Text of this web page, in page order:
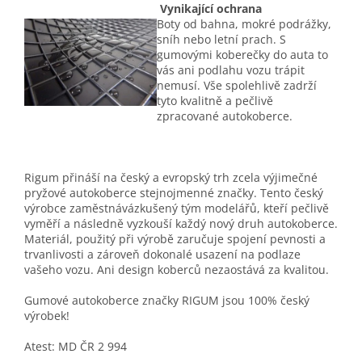
Vynikající ochrana
Boty od bahna, mokré podrážky,
sníh nebo letní prach. S
gumovými koberečky do auta to
vás ani podlahu vozu trápit
nemusí. Vše spolehlivě zadrží
tyto kvalitně a pečlivě
zpracované autokoberce.
Rigum přináší na český a evropský trh zcela výjimečné
pryžové autokoberce stejnojmenné značky. Tento český
výrobce zaměstnávázkušený tým modelářů, kteří pečlivě
vyměří a následně vyzkouší každý nový druh autokoberce.
Materiál, použitý při výrobě zaručuje spojení pevnosti a
trvanlivosti a zároveň dokonalé usazení na podlaze
vašeho vozu. Ani design koberců nezaostává za kvalitou.
Gumové autokoberce značky RIGUM jsou 100% český
výrobek!
Atest: MD ČR 2 994